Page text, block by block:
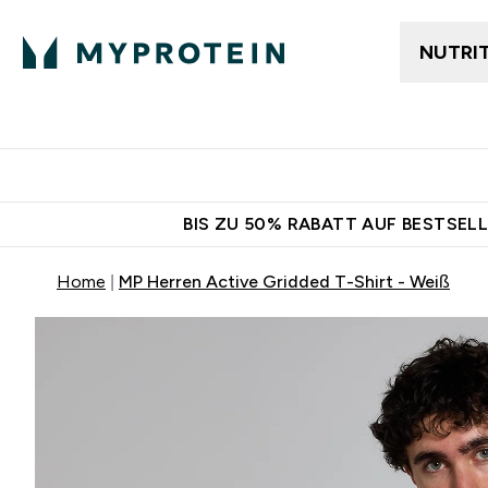
BIS ZU 50% RABATT AUF
Home MP Herren Active Gridded T-Shirt - Weiß